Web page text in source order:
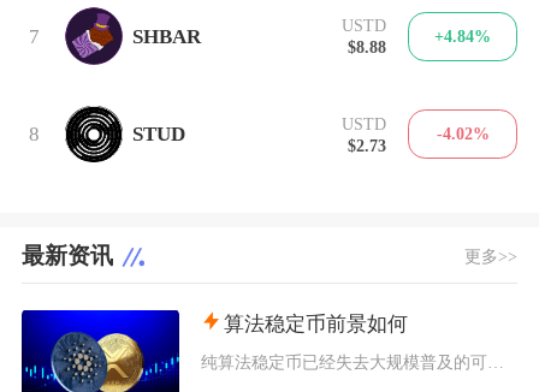
7 SHBAR
USTD
$8.88
+4.84%
8 STUD
USTD
$2.73
-4.02%
最新资讯 更多>>
算法稳定币前景如何